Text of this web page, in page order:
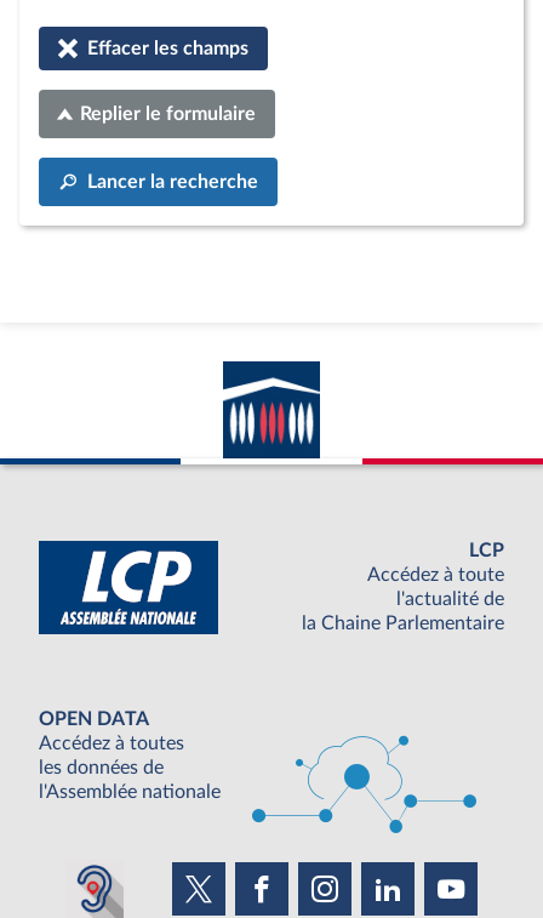
Effacer les champs
Replier le formulaire
Lancer la recherche
LCP
Accédez à toute
l'actualité de
la Chaine Parlementaire
OPEN DATA
Accédez à toutes
les données de
l'Assemblée nationale